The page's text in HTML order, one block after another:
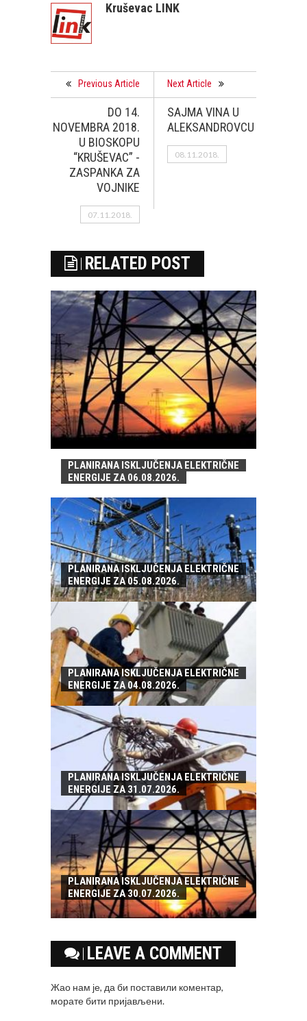
Kruševac LINK
Previous Article
DO 14.
NOVEMBRA 2018.
U BIOSKOPU
“KRUŠEVAC” -
ZASPANKA ZA
VOJNIKE
07.11.2018.
Next Article
SAJMA VINA U
ALEKSANDROVCU
08.11.2018.
RELATED POST
PLANIRANA ISKLJUČENJA ELEKTRIČNE
ENERGIJE ZA 06.08.2026.
PLANIRANA ISKLJUČENJA ELEKTRIČNE
ENERGIJE ZA 05.08.2026.
PLANIRANA ISKLJUČENJA ELEKTRIČNE
ENERGIJE ZA 04.08.2026.
PLANIRANA ISKLJUČENJA ELEKTRIČNE
ENERGIJE ZA 31.07.2026.
PLANIRANA ISKLJUČENJA ELEKTRIČNE
ENERGIJE ZA 30.07.2026.
LEAVE A COMMENT
Жао нам је, да би поставили коментар,
моратебити пријављени.